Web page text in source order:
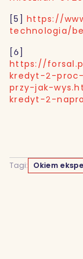
[5] https://
technologia/
[6]
https://
kredyt-2-
przy-jak-
kredyt-2-
Tagi: Okiem